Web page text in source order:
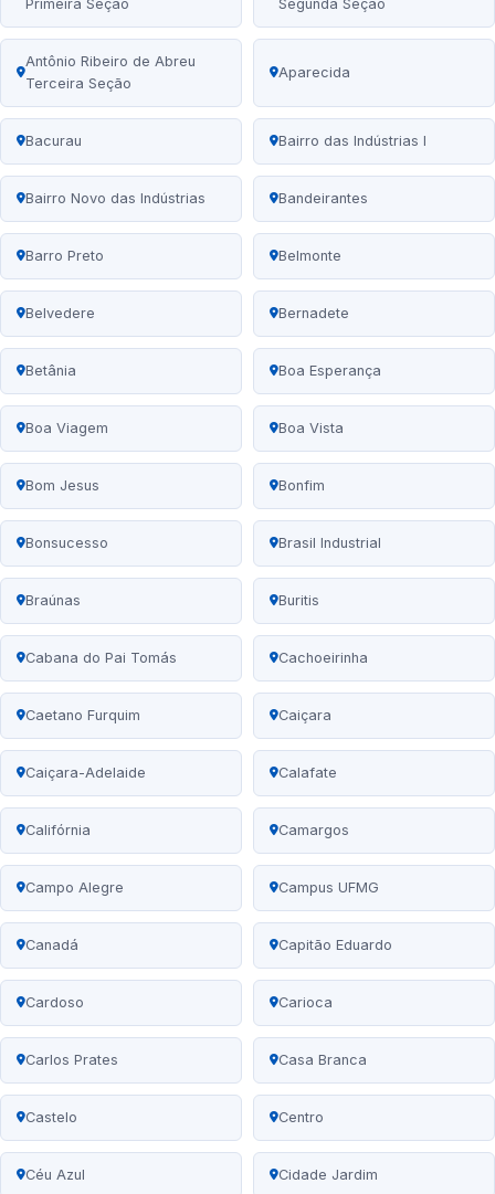
Primeira Seção Segunda Seção
Antônio Ribeiro de Abreu
Terceira Seção
Aparecida
Bacurau Bairro das Indústrias I
Bairro Novo das Indústrias Bandeirantes
Barro Preto Belmonte
Belvedere Bernadete
Betânia Boa Esperança
Boa Viagem Boa Vista
Bom Jesus Bonfim
Bonsucesso Brasil Industrial
Braúnas Buritis
Cabana do Pai Tomás Cachoeirinha
Caetano Furquim Caiçara
Caiçara-Adelaide Calafate
Califórnia Camargos
Campo Alegre Campus UFMG
Canadá Capitão Eduardo
Cardoso Carioca
Carlos Prates Casa Branca
Castelo Centro
Céu Azul Cidade Jardim